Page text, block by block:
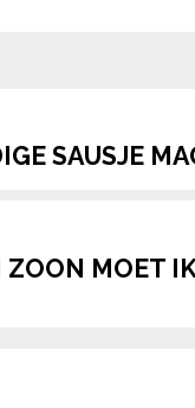
SAUSJE
MOET